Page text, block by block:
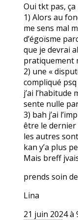
Oui tkt pas, ça
1) Alors au
me sens mal
d’égoïsme
que je devrai
pratiquement
2) une «
compliqué
j’ai
sente nulle
3) bah j’ai
être le dernier
les autres
kan y’a plus
Mais breff
prends soin
Lina
21 juin 2024 à